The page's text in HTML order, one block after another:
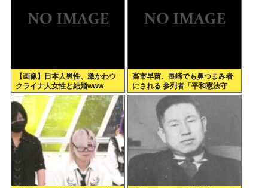
【画像】日本人男性、激かわウ
クライナ人女性と結婚www
高市早苗、長崎でも鼻つまみ者
にされる 参列者「平和憲法守
れ」